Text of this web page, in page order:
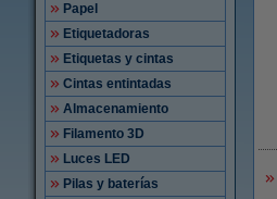
Papel
Etiquetadoras
Etiquetas y cintas
Cintas entintadas
Almacenamiento
Filamento 3D
Luces LED
Pilas y baterías